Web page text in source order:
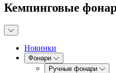
Кемпинговые
Новинки
Фонари
Ручные фонари